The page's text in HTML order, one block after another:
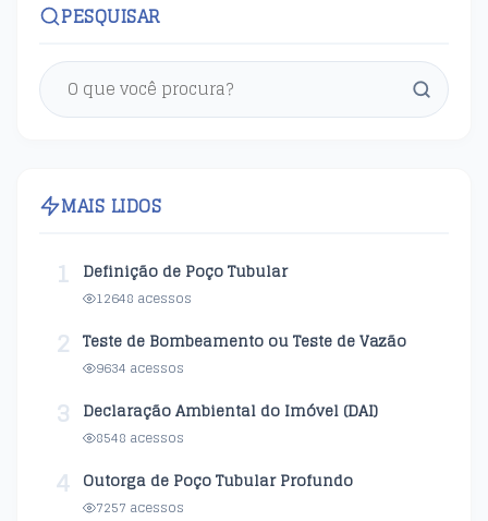
PESQUISAR
MAIS LIDOS
1 Definição de Poço Tubular
12648 acessos
2 Teste de Bombeamento ou Teste de Vazão
9634 acessos
3 Declaração Ambiental do Imóvel (DAI)
8548 acessos
4 Outorga de Poço Tubular Profundo
7257 acessos